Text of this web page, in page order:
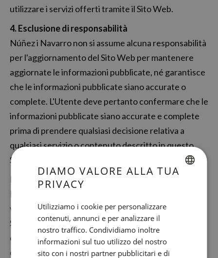
utilizzare i servizi offerti tramite il Sito Web.
4. Esclusione di responsabilità
Núñez i Navarro non si assume alcuna responsabilità
per l'aggiornamento del Sito Web per mantenere
aggiornate le informazioni pubblicate, né garantisce
che le informazioni pubblicate siano accurate o
complete. L'Utente deve pertanto confermare che le
informazioni pubblicate siano accurate e complete
prima di prendere qualsiasi decisione relativa a
qualsiasi servizio o contenuto descritto in questo
Sito Web.
L'accesso dell'Utente al Sito Web non implica per
Núñez i Navarro l'obbligo di controllare l'assenza di
virus, worm o altri elementi informatici dannosi.
Spetta in ogni caso all'Utente la messa a disposizione
di strumenti adeguati per la rilevazione e la
disinfezione di programmi informatici dannosi.
FRENCH
DIAMO VALORE ALLA TUA
PRIVACY
Utilizziamo i cookie per personalizzare
contenuti, annunci e per analizzare il
nostro traffico. Condividiamo inoltre
informazioni sul tuo utilizzo del nostro
sito con i nostri partner pubblicitari e di